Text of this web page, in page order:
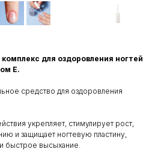
для оздоровления ногтей
Е.
средство для оздоровления
укрепляет, стимулирует рост,
и защищает ногтевую пластину,
быстрое высыхание.